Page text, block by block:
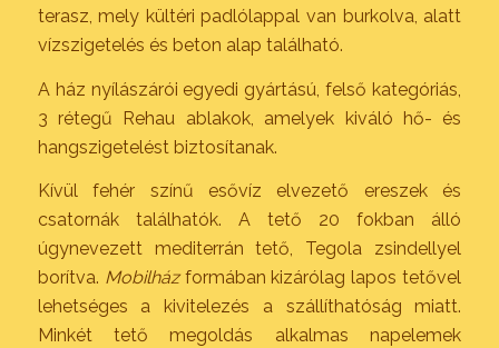
terasz, mely kültéri padlólappal van burkolva, alatt
vízszigetelés és beton alap található.
A ház nyílászárói egyedi gyártású, felső kategóriás,
3 rétegű Rehau ablakok, amelyek kiváló hő- és
hangszigetelést biztosítanak.
Kívül fehér színű esővíz elvezető ereszek és
csatornák találhatók. A tető 20 fokban álló
úgynevezett mediterrán tető, Tegola zsindellyel
borítva. Mobilházformában kizárólag lapos tetővel
lehetséges a kivitelezés a szállíthatóság miatt.
Minkét tető megoldás alkalmas napelemek